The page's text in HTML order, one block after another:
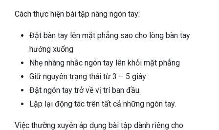
Cách thực hiện bài tập nâng ngón tay:
Đặt bàn tay lên mặt phẳng sao cho lòng bàn tay
hướng xuống
Nhẹ nhàng nhắc ngón tay lên khỏi mặt phẳng
Giữ nguyên trạng thái từ 3 – 5 giây
Đặt ngón tay trở về vị trí ban đầu
Lặp lại động tác trên tất cả những ngón tay.
Việc thường xuyên áp dụng bài tập dành riêng cho